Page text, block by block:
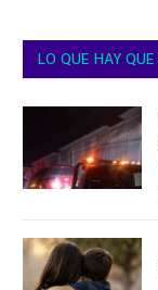
LO QUE HAY QUE